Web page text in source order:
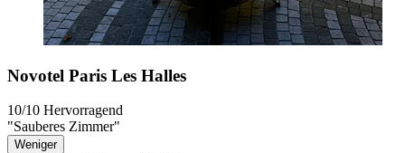
Novotel Paris Les Halles
10/10 Hervorragend
"Sauberes Zimmer"
Weniger